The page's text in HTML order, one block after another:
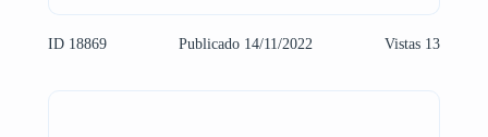
ID 18869 Publicado 14/11/2022 Vistas 13